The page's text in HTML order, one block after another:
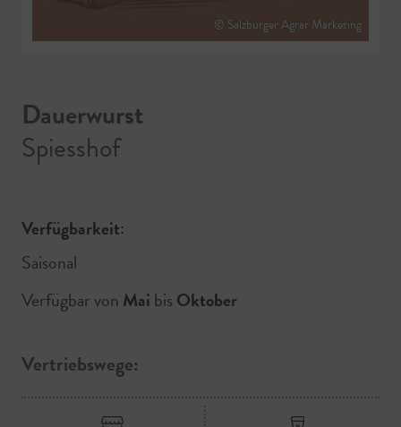
© Salzburger Agrar Marketing
Dauerwurst
Spiesshof
Verfügbarkeit:
Saisonal
Verfügbar von Mai bis Oktober
Vertriebswege: